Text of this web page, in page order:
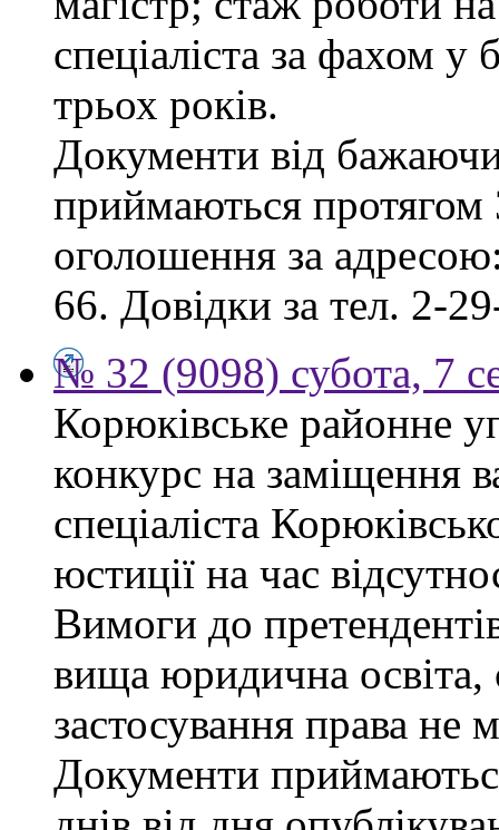
спеціаліста за фахом
трьох років.
Документи від
приймаються протягом
оголошення за
66. Довідки за тел. 2-
№ 32 (9098) субота, 7
Корюківське районне
конкурс на заміщення
спеціаліста
юстиції на час
Вимоги до
вища юридична освіта,
застосування права не
Документи